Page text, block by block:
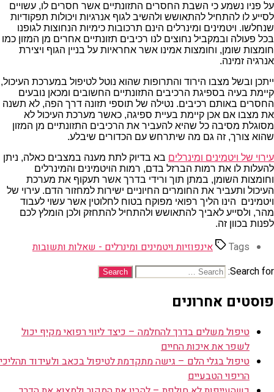
על פניו נשמע כי השבת החסרים התזונתיים אשר חסרים לו, עשויים
לסייע לו להתחיל להתאושש ולהשיב לגוף אנרגיות ויכולות תפקודיות
שנחלשו. ויטמינים ומינרלים הינם תרכובות כימיות הנחוצות לגופנו
בכל פעולה ובמקביל נחוצים לנו רכיבים תזונתיים אחרים מן המזון כמו
חומצות שומן, וחומצות אמינו אשר אחראיות על בניין הגוף ויצירת
אנרגיה זמינה.
ייתכן ובשל מצבו הירוד והתרופות שהוא נוטל לטיפול במערכת העיכול,
קיימת בעיה בספיגת הרכיבים התזונתיים החשובים ומכאן נובעים
החסרים באותם רכיבים. נטילה של תוספי תזונה דרך הפה, לא תשנה
את מצבו אם אכן קיימת בעיית ספיגה, כאשר מערכת העיכול לא
מסוגלת מסיבה כל שהיא להעביר את הרכיבים התזונתיים מן המזון
שהוא צורך, זה גם מה שיתרחש עם הכדורים שיבלע.
עירוי של ויטמינים ומינרלים בא בדיוק לתת מענה במצבים כאלה, ניתן
להעלות לו את רמות הברזל בדם, רמות הויטמינים והמינרלים
וחומצות השומן, במתן תוך ורידי בדרך אשר תעקוף את מערכת
העיכול ותעביר את החומרים החיוניים ישירות למחזור הדם. עירוי של
ויטמינים הינו הליך רפואי מפוקח בטוח לחלוטין אשר עשוי לעבוד
מהר, ולסייע לאביך להתאושש ולהתחיל להתחזק ולכן הומלץ לכם
לפנות בכוון זה.
Tags
אינפוזיות ויטמינים ומינרלים - שאלות ותשובות
Search for:
פוסטים אחרונים
טיפול משלים בדרך להחלמה – כיצד ליווי רפואי מקיף יכול
לשפר את איכות החיים
טיפול בגלי הלם – גישה מתקדמת לטיפול בכאב ולעידוד תהליכי
הריפוי הטבעיים